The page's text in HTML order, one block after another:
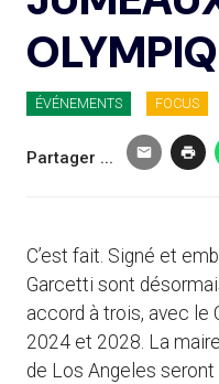
ÉVÉNEMENTS FOCUS
Partager ...
C’est fait. Signé et
Garcetti sont
accord à trois, avec le
2024 et 2028. La
de Los Angeles